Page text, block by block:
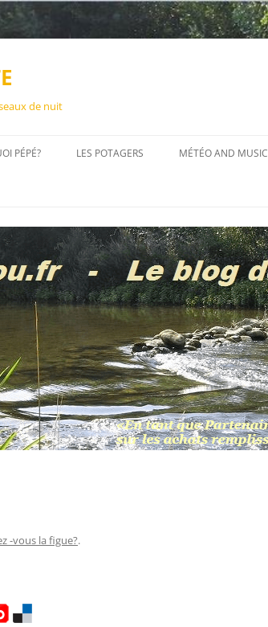
de nuit
PÉPÉ? LES POTAGERS MÉTÉO AND MUSIC
-vous la figue?.